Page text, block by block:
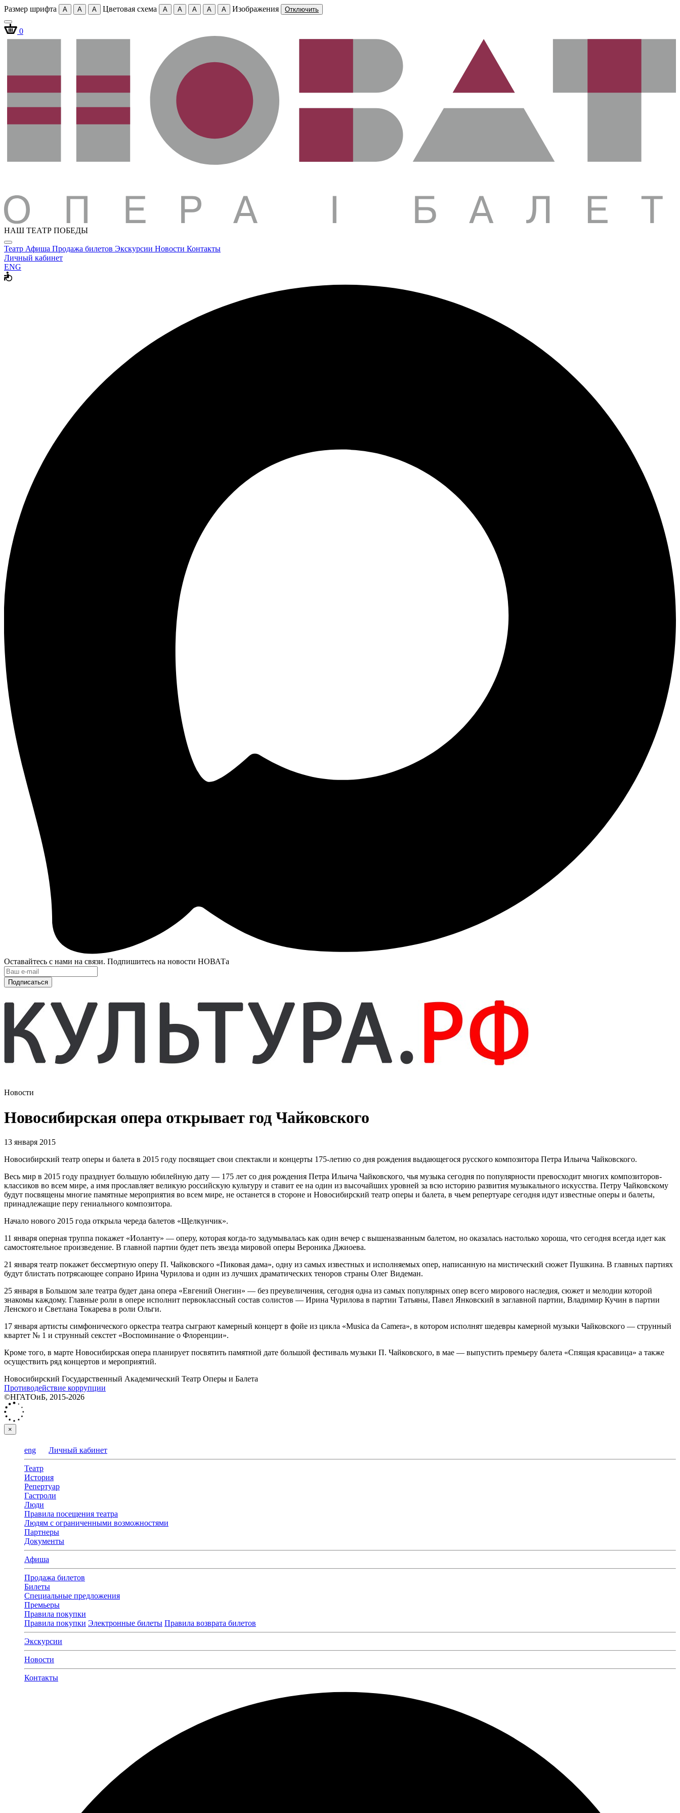
Размер шрифта A A A Цветовая схема A A A A A Изображения Отключить
0
НАШ ТЕАТР ПОБЕДЫ
Театр Афиша Продажа билетов Экскурсии Новости Контакты
Личный кабинет
ENG
Оставайтесь с нами на связи. Подпишитесь на новости НОВАТа
Подписаться
Новости
Новосибирская опера открывает год Чайковского
13 января 2015
Новосибирский театр оперы и балета в 2015 году посвящает свои спектакли и концерты 175-летию со дня рождения выдающегося русского композитора Петра Ильича Чайковского.
Весь мир в 2015 году празднует большую юбилейную дату — 175 лет со дня рождения Петра Ильича Чайковского, чья музыка сегодня по популярности превосходит многих композиторов-
классиков во всем мире, а имя прославляет великую российскую культуру и ставит ее на один из высочайших уровней за всю историю развития музыкального искусства. Петру Чайковскому
будут посвящены многие памятные мероприятия во всем мире, не останется в стороне и Новосибирский театр оперы и балета, в чьем репертуаре сегодня идут известные оперы и балеты,
принадлежащие перу гениального композитора.
Начало нового 2015 года открыла череда балетов «Щелкунчик».
11 января оперная труппа покажет «Иоланту» — оперу, которая когда-то задумывалась как один вечер с вышеназванным балетом, но оказалась настолько хороша, что сегодня всегда идет как
самостоятельное произведение. В главной партии будет петь звезда мировой оперы Вероника Джиоева.
21 января театр покажет бессмертную оперу П. Чайковского «Пиковая дама», одну из самых известных и исполняемых опер, написанную на мистический сюжет Пушкина. В главных партиях
будут блистать потрясающее сопрано Ирина Чурилова и один из лучших драматических теноров страны Олег Видеман.
25 января в Большом зале театра будет дана опера «Евгений Онегин» — без преувеличения, сегодня одна из самых популярных опер всего мирового наследия, сюжет и мелодии которой
знакомы каждому. Главные роли в опере исполнит первоклассный состав солистов — Ирина Чурилова в партии Татьяны, Павел Янковский в заглавной партии, Владимир Кучин в партии
Ленского и Светлана Токарева в роли Ольги.
17 января артисты симфонического оркестра театра сыграют камерный концерт в фойе из цикла «Musica da Camera», в котором исполнят шедевры камерной музыки Чайковского — струнный
квартет № 1 и струнный секстет «Воспоминание о Флоренции».
Кроме того, в марте Новосибирская опера планирует посвятить памятной дате большой фестиваль музыки П. Чайковского, в мае — выпустить премьеру балета «Спящая красавица» а также
осуществить ряд концертов и мероприятий.
Новосибирский Государственный Академический Театр Оперы и Балета
Противодействие коррупции
©НГАТОиБ, 2015-2026
×
eng Личный кабинет
Театр
История
Репертуар
Гастроли
Люди
Правила посещения театра
Людям с ограниченными возможностями
Партнеры
Документы
Афиша
Продажа билетов
Билеты
Специальные предложения
Премьеры
Правила покупки
Правила покупки Электронные билеты Правила возврата билетов
Экскурсии
Новости
Контакты